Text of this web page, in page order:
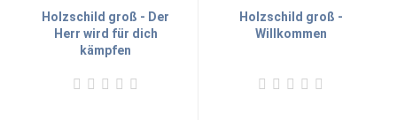
Holzschild groß - Der
Herr wird für dich
kämpfen
Holzschild groß -
Willkommen